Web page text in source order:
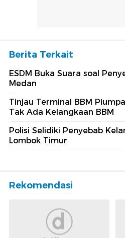
Berita Terkait
ESDM Buka Suara soal
Medan
Tinjau Terminal BBM
Tak Ada Kelangkaan BBM
Polisi Selidiki Penyebab
Lombok Timur
Rekomendasi